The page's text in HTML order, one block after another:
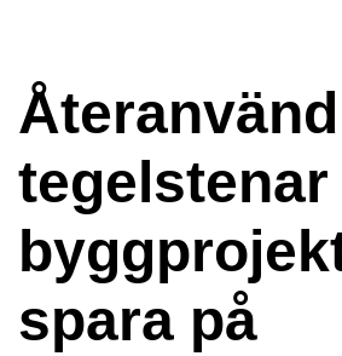
Återanvänd
spara på